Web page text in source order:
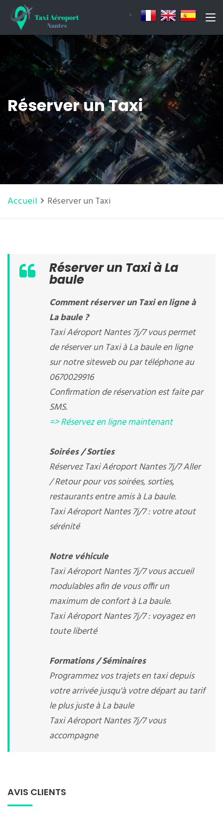
Réserver un Taxi
Accueil Réserver un Taxi
Réserver un Taxi à La
baule
Comment réserver un Taxi en ligne à
La baule ?
Taxi Aéroport Nantes 7j/7 vous permet
de réserver un Taxi à La baule en ligne
sur notre siteweb ou par téléphone au
0670029916
Confirmation de réservation est faite par
SMS.
=> Réservez en ligne maintenant
Soirées / Sorties
Réservez Taxi Aéroport Nantes 7j/7 Aller
/ Retour pour vos soirées, sorties,
restaurants entre amis à La baule.
Taxi Aéroport Nantes 7j/7 : votre atout
sérénité
Notre véhicule
Taxi Aéroport Nantes 7j/7 vous accueil
modulables afin de vous offir un
maximum de confort à La baule.
Taxi Aéroport Nantes 7j/7 : voyagez en
toute liberté
Formations / Séminaires
Programmez vos trajets en taxi depuis
votre arrivée jusqu'à votre départ au tarif
le plus juste à La baule
Taxi Aéroport Nantes 7j/7 vous
accompagne
AVIS CLIENTS